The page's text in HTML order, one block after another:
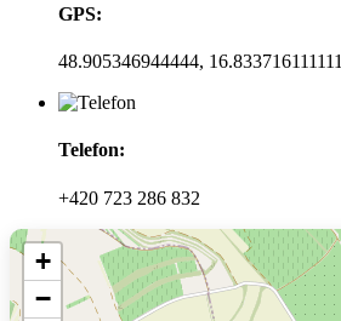
GPS:
48.905346944444, 16.833716111111
Telefon:
+420 723 286 832
+
−